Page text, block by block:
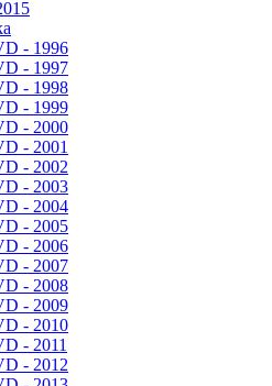
- 1996
- 1997
- 1998
- 1999
- 2000
- 2001
- 2002
- 2003
- 2004
- 2005
- 2006
- 2007
- 2008
- 2009
- 2010
- 2011
- 2012